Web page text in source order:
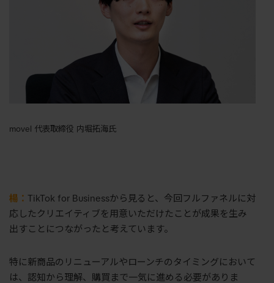
movel 代表取締役 内堀拓海氏
楊： TikTok for Businessから見ると、今回フルファネルに対
応したクリエイティブを用意いただけたことが成果を生み
出すことにつながったと考えています。
特に新商品のリニューアルやローンチのタイミングにおいて
は、認知から理解、購買まで一気に進める必要がありま